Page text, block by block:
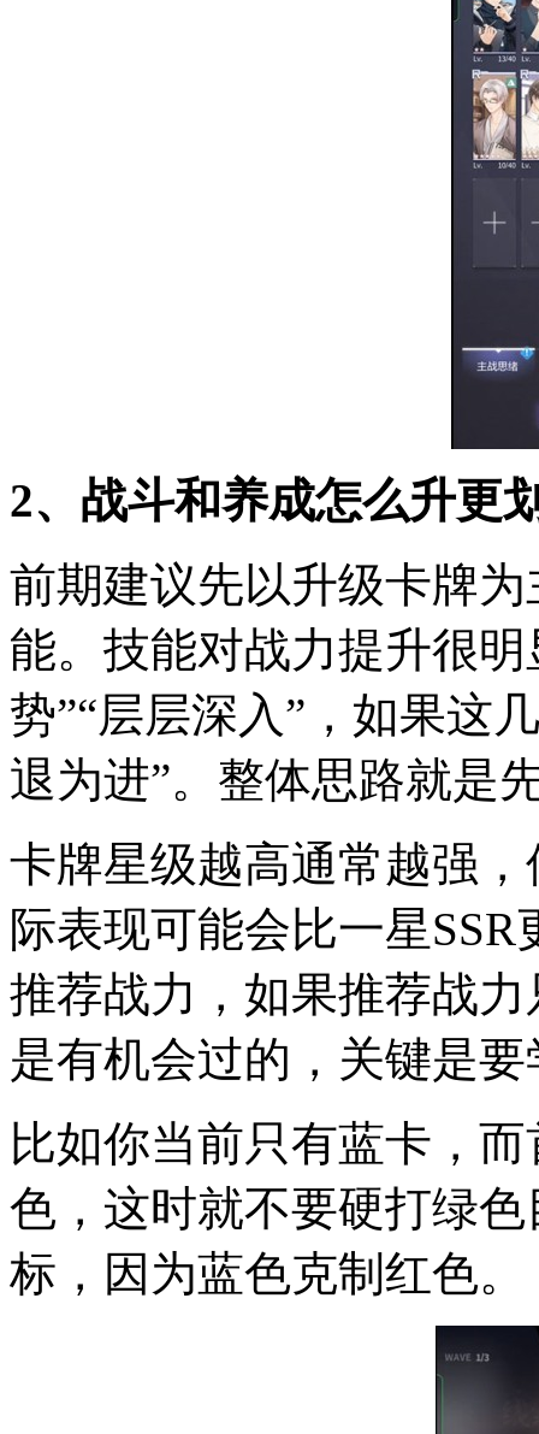
2、战斗和养成怎么升更
前期建议先以升级卡牌
能。技能对战力提升很
势”“层层深入”，如果这
退为进”。整体思路就是
卡牌星级越高通常越强
际表现可能会比一星
推荐战力，如果推荐战
是有机会过的，关键是
比如你当前只有蓝卡，
色，这时就不要硬打绿
标，因为蓝色克制红色。